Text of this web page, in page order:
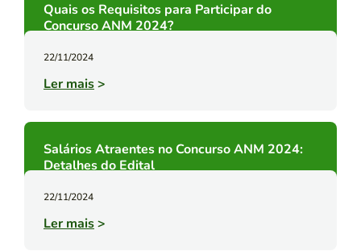
Quais os Requisitos para Participar do
Concurso ANM 2024?
22/11/2024
Ler mais>
Salários Atraentes no Concurso ANM 2024:
Detalhes do Edital
22/11/2024
Ler mais>